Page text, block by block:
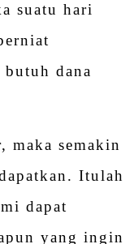
suatu hari
dana
maka semakin
Itulah
dapat
yang ingin